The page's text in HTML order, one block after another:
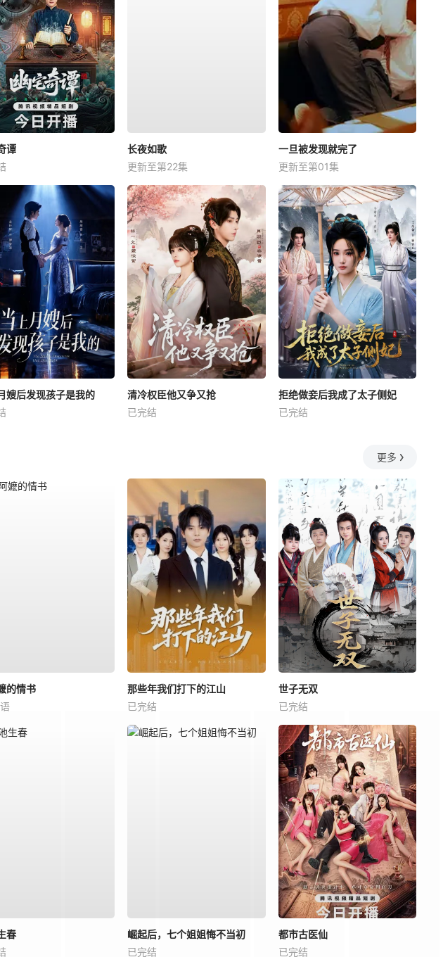
谭
长夜如歌
更新至第22集
一旦被发现就完了
更新至第01集
嫂后发现孩子是我的
清冷权臣他又争又抢
已完结
拒绝做妾后我成了太子侧妃
已完结
更多
的情书
那些年我们打下的江山
已完结
世子无双
已完结
春
崛起后，七个姐姐悔不当初
已完结
都市古医仙
已完结